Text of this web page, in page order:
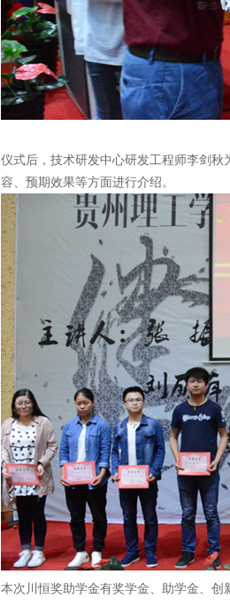
仪式后，技术研发中心研发工程师李剑
容、预期效果等方面进行介绍。
本次川恒奖助学金有奖学金、助学金、创